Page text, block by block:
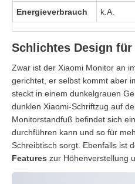
Energieverbrauch k.A.
Schlichtes Design für
Zwar ist der Xiaomi Monitor an
gerichtet, er selbst kommt aber
steckt in einem dunkelgrauen
dunklen Xiaomi-Schriftzug auf
Monitorstandfuß befindet sich
durchführen kann und so für
Schreibtisch sorgt. Ebenfalls ist
Features zur Höhenverstellung